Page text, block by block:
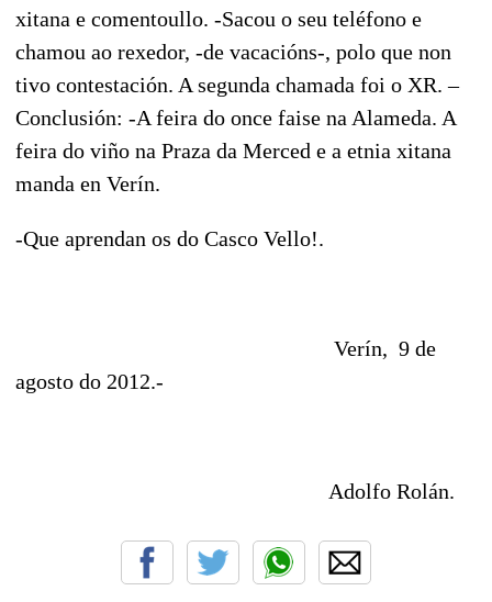
xitana e comentoullo. -Sacou o seu teléfono e
chamou ao rexedor, -de vacacións-, polo que non
tivo contestación. A segunda chamada foi o XR. –
Conclusión: -A feira do once faise na Alameda. A
feira do viño na Praza da Merced e a etnia xitana
manda en Verín.
-Que aprendan os do Casco Vello!.
Verín, 9 de
agosto do 2012.-
Adolfo Rolán.